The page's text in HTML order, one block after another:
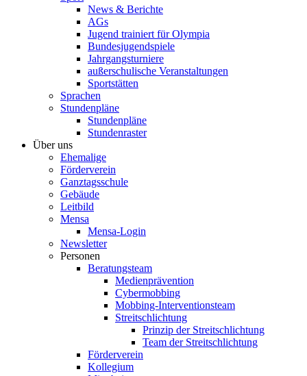
News & Berichte
AGs
Jugend trainiert für Olympia
Bundesjugendspiele
Jahrgangsturniere
außerschulische Veranstaltungen
Sportstätten
Sprachen
Stundenpläne
Stundenpläne
Stundenraster
Über uns
Ehemalige
Förderverein
Ganztagsschule
Gebäude
Leitbild
Mensa
Mensa-Login
Newsletter
Personen
Beratungsteam
Medienprävention
Cybermobbing
Mobbing-Interventionsteam
Streitschlichtung
Prinzip der Streitschlichtung
Team der Streitschlichtung
Förderverein
Kollegium